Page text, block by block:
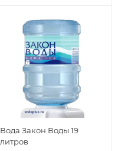
Вода Закон Воды 19
литров